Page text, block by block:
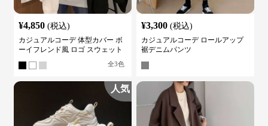
¥4,850 (税込)
カジュアルコーデ 体型カバー ボ
ーイフレンド風 ロゴ スウェット
全3色
¥3,300 (税込)
カジュアルコーデ ロールアップ
裾デニムパンツ
人気